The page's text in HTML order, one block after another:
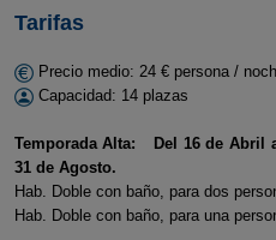
Tarifas
Precio medio: 24 € persona /
Capacidad: 14 plazas
Temporada Alta: Del 16 de Abril
31 de Agosto.
Hab. Doble con baño, para dos
Hab. Doble con baño, para una